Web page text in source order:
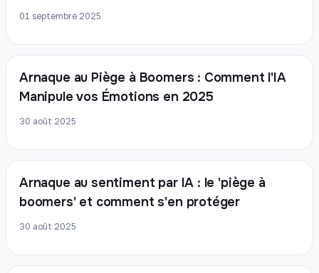
01 septembre 2025
Arnaque au Piège à Boomers : Comment l'IA
Manipule vos Émotions en 2025
30 août 2025
Arnaque au sentiment par IA : le 'piège à
boomers' et comment s'en protéger
30 août 2025